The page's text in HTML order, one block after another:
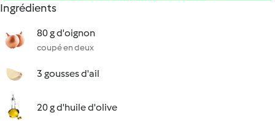
Ingrédients
80 g d'oignon
coupé en deux
3 gousses d'ail
20 g d'huile d'olive